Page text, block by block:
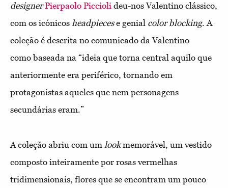
designer Pierpaolo Piccioli deu-nos Valentino clássico,
com os icónicos headpiecese genial color blocking. A
coleção é descrita no comunicado da Valentino
como baseada na “ideia que torna central aquilo que
anteriormente era periférico, tornando em
protagonistas aqueles que nem personagens
secundárias eram.”
A coleção abriu com um lookmemorável, um vestido
composto inteiramente por rosas vermelhas
tridimensionais, flores que se encontram um pouco